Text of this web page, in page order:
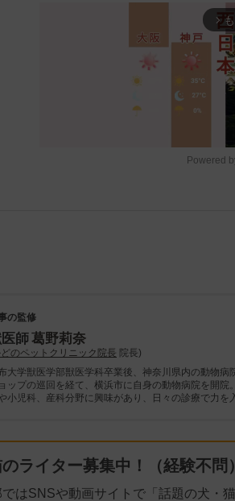
arrow_forward_ios
Powered
の監修
師葛野莉奈
のペットクリニック院長 院長)
大学獣医学部獣医学科卒業後、神奈川県内の動物病
ップの巡回を経て、横浜市に自身の動物病院を開
小児科、産科分野に興味があり、日々の診療で力を
のライター募集中！（経験不問
はSNSや動画サイトで「話題の犬・